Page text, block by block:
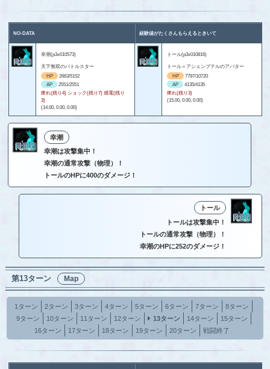
NO-DATA 経験値がたくさんもらえるときいて
幸潮(p3x010573)
天下無双のバトルスター
HP
2663/5152
AP
2551/2551
痺れ(残り4) ショック(残り7) 感電(残り
3)
(14.00, 0.00, 0.00)
トール(p3x010816)
トール＝アシェンプテルのアバター
HP
7797/10720
AP
4135/4135
痺れ(残り3)
(15.00, 0.00, 0.00)
幸潮
幸潮は攻撃集中！
幸潮の通常攻撃（物理）！
トールのHPに400のダメージ！
トール
トールは攻撃集中！
トールの通常攻撃（物理）！
幸潮のHPに252のダメージ！
第13ターン Map
1ターン 2ターン 3ターン 4ターン 5ターン 6ターン 7ターン
8ターン
9ターン
10ターン 11ターン 12ターン 13ターン 14ターン
15ターン
16ターン
17ターン 18ターン 19ターン 20ターン 戦闘終了